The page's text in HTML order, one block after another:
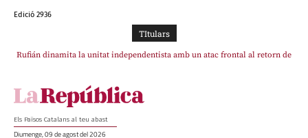
Edició 2936
TItulars
Puigdemont reivindica la transparència del seu retorn i manté el pols ferm
Els Països Catalans al teu abast
Diumenge, 09 de agost del 2026